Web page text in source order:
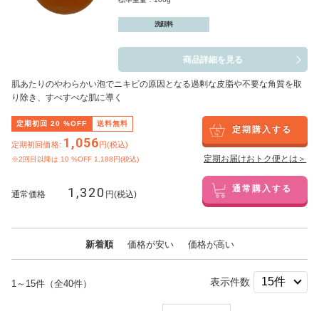
洗顔料
商品詳細を見る
肌あたりのやわらかい泡でニキビの原因となる過剰な皮脂や不要な角質を取
り除き、すべすべな肌に導く
定期初回 20 %OFF 送料無料
定期初回価格: 1,056円(税込)
※2回目以降は 10 %OFF 1,188円(税込)
定期購入する
定期お届けおトク便とは＞
通常価格 1,320 円(税込) 通常購入する
新着順 価格が安い 価格が高い
1～15件（全40件） 表示件数